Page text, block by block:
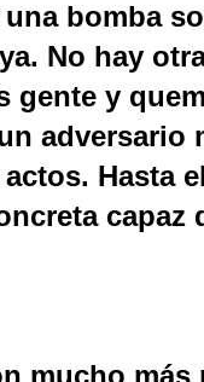
bomba
No hay
gente y
adversario
Hasta
capaz